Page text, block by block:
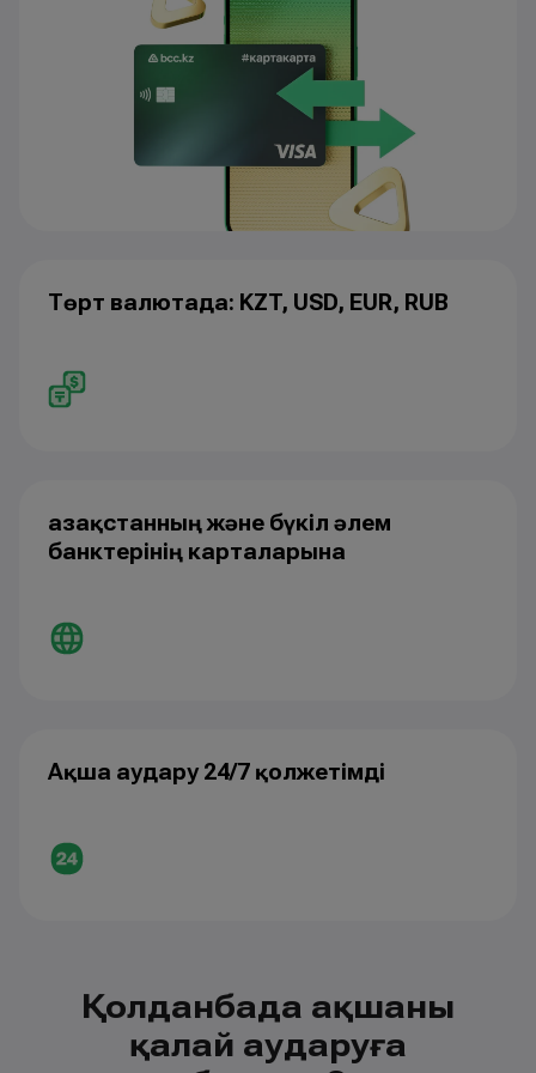
Төрт валютада: KZT, USD, EUR, RUB
Қазақстанның және бүкіл әлем
банктерінің карталарына
Ақша аудару 24/7 қолжетімді
Қолданбада ақшаны
қалай аударуға